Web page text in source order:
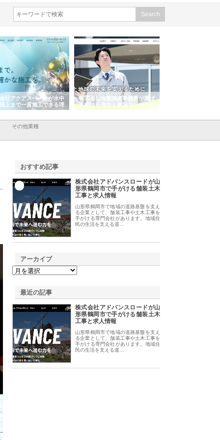
社アクアスペースが水中
上まで一貫施工できる理
株式会社地盤調査事務所が選ば
れ続ける理由と建設コンサルの
強み
その他業種
おすすめ記事
株式会社アドバンスロードが山
形県鶴岡市で手がける舗装土木
工事と求人情報
山形県鶴岡市で地域の道路基盤を支え
る企業として、舗装工事や土木工事を
手がける専門会社があります。地域住
民の生活を支える道…
アーカイブ
最近の記事
株式会社アドバンスロードが山
形県鶴岡市で手がける舗装土木
工事と求人情報
山形県鶴岡市で地域の道路基盤を支え
る企業として、舗装工事や土木工事を
手がける専門会社があります。地域住
民の生活を支える道…